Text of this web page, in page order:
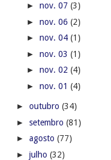
► nov. 07 (3)
► nov. 06 (2)
► nov. 04 (1)
► nov. 03 (1)
► nov. 02 (4)
► nov. 01 (4)
► outubro (34)
► setembro (81)
► agosto (77)
► julho (32)